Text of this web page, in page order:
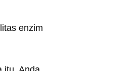
enzim